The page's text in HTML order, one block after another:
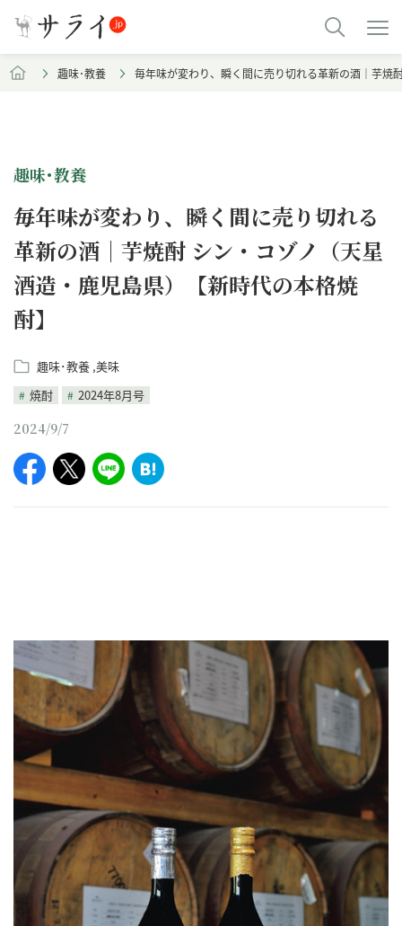
趣味･教養 毎年味が変わり、瞬く間に売り切れる革新の酒｜芋焼
趣味･教養
毎年味が変わり、瞬く間に売り切れる
革新の酒｜芋焼酎 シン・コゾノ（天星
酒造・鹿児島県）【新時代の本格焼
酎】
趣味･教養 美味
焼酎
2024年8月号
2024/9/7